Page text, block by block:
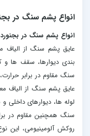
انواع پشم سنگ در
انواع پشم سنگ در بجنورد
عایق پشم سنگ از
بندی دیوارها، سقف ها
سنگ مقاوم در برابر
عایق پشم سنگ از الیاف
لوله ها، دیوارهای
سنگ همچنین مقاوم در
روکش آلومینیومی، این